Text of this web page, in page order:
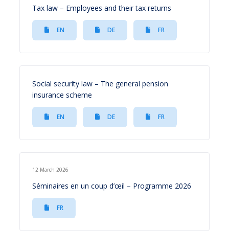
Tax law – Employees and their tax returns
EN DE FR
Social security law – The general pension
insurance scheme
EN DE FR
12 March 2026
Séminaires en un coup d’œil – Programme 2026
FR